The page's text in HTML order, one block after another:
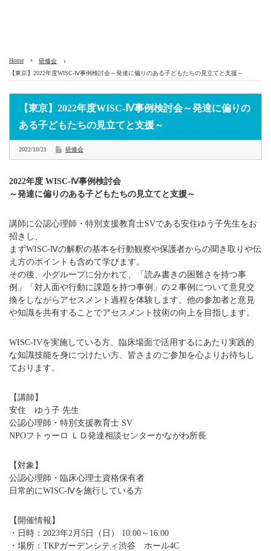
Home
研修会
【東京】2022年度WISC-Ⅳ事例検討会～発達に偏りのある子どもたちの見立てと支援～
【東京】2022年度WISC-Ⅳ事例検討会～発達に偏りの
ある子どもたちの見立てと支援～
2022/10/21 研修会
2022年度 WISC-Ⅳ事例検討会
～発達に偏りのある子どもたちの見立てと支援～
講師に公認心理師・特別支援教育士SVである安住ゆう子先生をお
招きし、
まずWISC-Ⅳの解釈の基本を行動観察や保護者からの聞き取りや伝
え方のポイントも含めて学びます。
その後、小グループに分かれて、「読み書きの困難さを持つ事
例」「対人面や行動に課題を持つ事例」の２事例について意見交
換をしながらアセスメント過程を体験します。他の参加者と意見
や知識を共有することでアセスメント技術の向上を目指します。
WISC-IVを実施している方、臨床場面で活用するにあたり実践的
な知識技能を身につけたい方、皆さまのご参加を心よりお待ちし
ております。
【講師】
安住 ゆう子 先生
公認心理師・特別支援教育士 SV
NPOフトゥーロ ＬＤ発達相談センターかながわ所長
【対象】
公認心理師・臨床心理士資格保有者
日常的にWISC-Ⅳを施行している方
【開催情報】
・日時：2023年2月5日（日） 10:00～16:00
・場所：TKPガーデンシティ渋谷 ホール4C